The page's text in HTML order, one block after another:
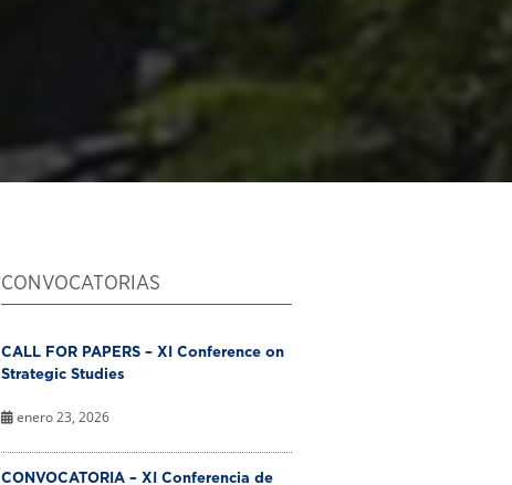
CONVOCATORIAS
CALL FOR PAPERS – XI Conference on
Strategic Studies
enero 23, 2026
CONVOCATORIA – XI Conferencia de